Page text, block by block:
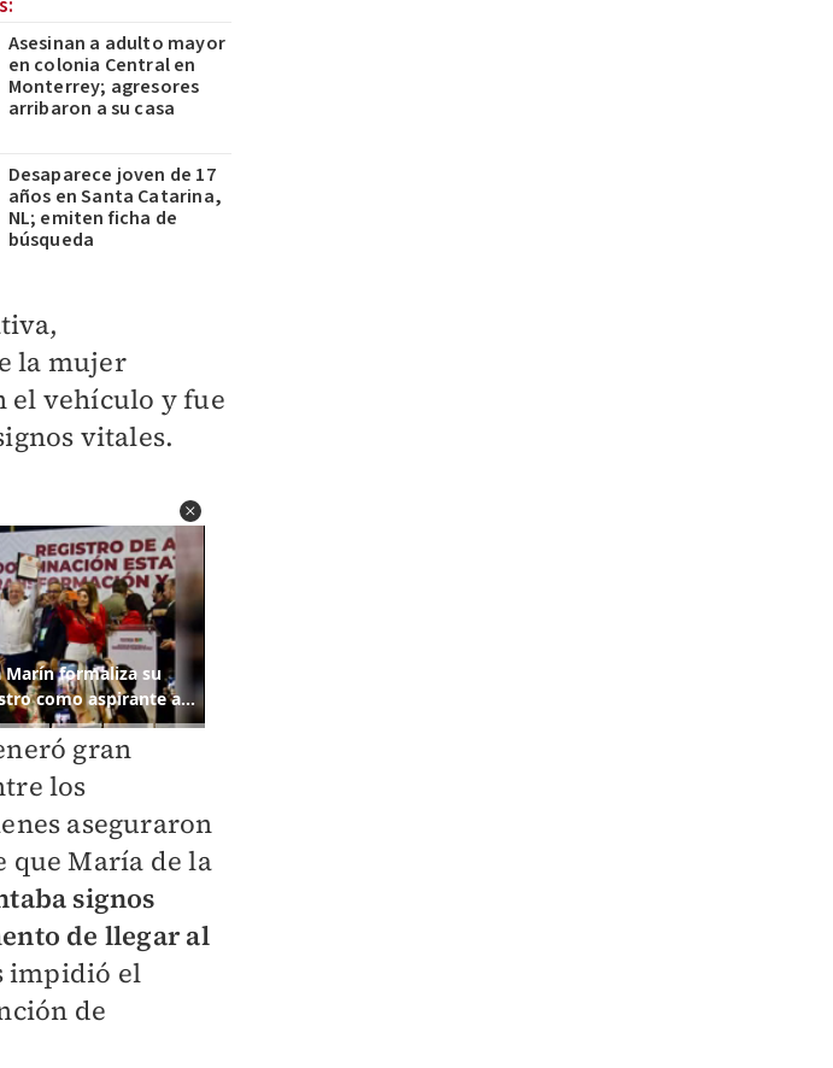
Asesinan a adulto mayor
en colonia Central en
Monterrey; agresores
arribaron a su casa
Desaparece joven de 17
años en Santa Catarina,
NL; emiten ficha de
búsqueda
la mujer
el vehículo y fue
vitales.
gran
los
aseguraron
que María de la
signos
de llegar al
impidió el
de